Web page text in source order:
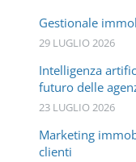
Gestionale
29 LUGLIO 2026
Intelligenza
futuro delle
23 LUGLIO 2026
Marketing
clienti